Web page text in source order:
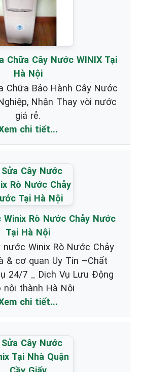
Chữa Cây Nước WINIX Tại
Hà Nội
Chữa Bảo Hành Cây Nước
Nhận Thay vòi nước
giá rẻ.
chi tiết...
Winix Rò Nước Chảy Nước
Tại Hà Nội
Winix Rò Nước Chảy
& cơ quan Uy Tín –Chất
24/7 _ Dịch Vụ Lưu Động
nội thành Hà Nội
chi tiết...